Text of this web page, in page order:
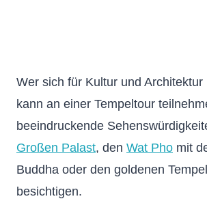
Wer sich für Kultur und Architektur
kann an einer Tempeltour
beeindruckende
Großen Palast, den Wat Pho mit
Buddha oder den goldenen Tempel
besichtigen.